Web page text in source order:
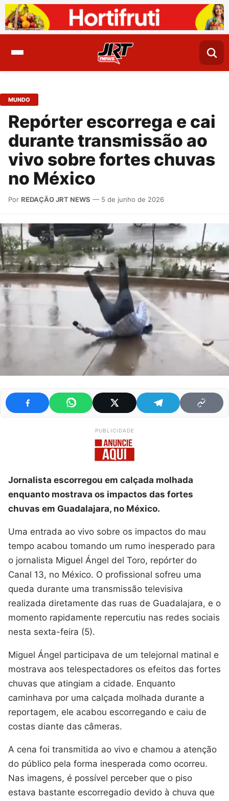
MUNDO
Repórter escorrega e cai
durante transmissão ao
vivo sobre fortes chuvas
no México
Por REDAÇÃO JRT NEWS — 5 de junho de 2026
PUBLICIDADE
Jornalista escorregou em calçada molhada
enquanto mostrava os impactos das fortes
chuvas em Guadalajara, no México.
Uma entrada ao vivo sobre os impactos do mau
tempo acabou tomando um rumo inesperado para
o jornalista Miguel Ángel del Toro, repórter do
Canal 13, no México. O profissional sofreu uma
queda durante uma transmissão televisiva
realizada diretamente das ruas de Guadalajara, e o
momento rapidamente repercutiu nas redes sociais
nesta sexta-feira (5).
Miguel Ángel participava de um telejornal matinal e
mostrava aos telespectadores os efeitos das fortes
chuvas que atingiam a cidade. Enquanto
caminhava por uma calçada molhada durante a
reportagem, ele acabou escorregando e caiu de
costas diante das câmeras.
A cena foi transmitida ao vivo e chamou a atenção
do público pela forma inesperada como ocorreu.
Nas imagens, é possível perceber que o piso
estava bastante escorregadio devido à chuva que